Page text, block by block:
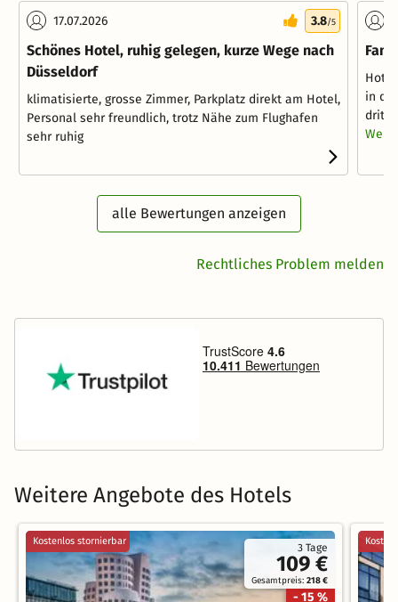
17.07.2026 3.8/5
Schönes Hotel, ruhig gelegen, kurze Wege nach
Düsseldorf
klimatisierte, grosse Zimmer, Parkplatz direkt am Hotel,
Personal sehr freundlich, trotz Nähe zum Flughafen
sehr ruhig
in
dritt,
alle Bewertungen anzeigen
Rechtliches Problem melden
Weitere Angebote des Hotels
3 Tage
109 €
Gesamtpreis:218 €
- 15 %
Kostenlos stornierbar